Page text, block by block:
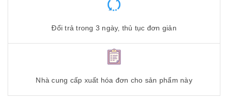
Đổi trả trong 3 ngày, thủ tục đơn giản
Nhà cung cấp xuất hóa đơn cho sản phẩm này